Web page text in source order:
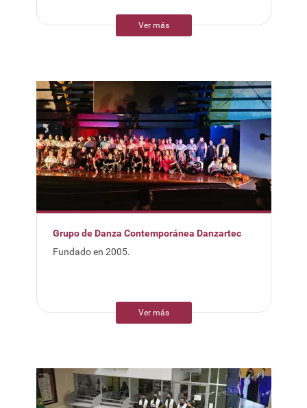
Ver más
Grupo de Danza Contemporánea Danzartec
Fundado en 2005.
Ver más